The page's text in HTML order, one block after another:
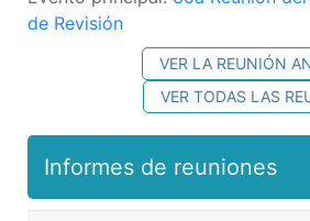
de Revisión
VER LA REUNIÓN
VER TODAS LAS
Informes de reuniones